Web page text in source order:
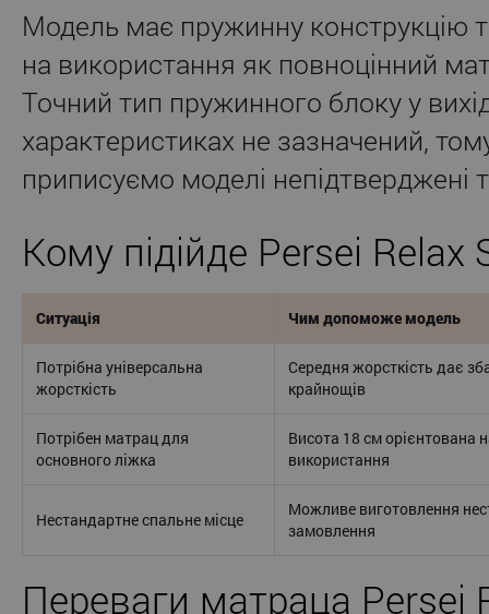
Модель має пружинну конструкцію
на використання як повноцінний
Точний тип пружинного блоку у
характеристиках не зазначений,
приписуємо моделі непідтверджені
Кому підійде Persei Relax
Ситуація Чим допоможе модель
Потрібна універсальна
жорсткість
Середня жорсткість дає
крайнощів
Потрібен матрац для
основного ліжка
Висота 18 см орієнтована
використання
Нестандартне спальне місце
Можливе виготовлення
замовлення
Переваги матраца Persei